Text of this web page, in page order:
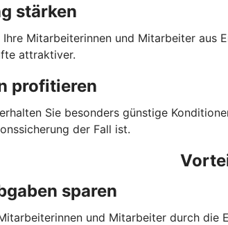
stärken
Mitarbeiterinnen und Mitarbeiter aus
attraktiver.
profitieren
Sie besonders günstige
der Fall ist.
sparen
und Mitarbeiter durch